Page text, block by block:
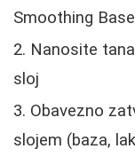
Smoothing
Nanosite
sloj
Obavezno
slojem (baza,